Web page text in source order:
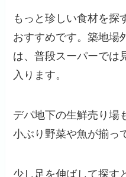
もっと珍しい食材を探
おすすめです。築地場
は、普段スーパーでは
入ります。
デパ地下の生鮮売り場
小ぶり野菜や魚が揃っ
少し足を伸ばして探す